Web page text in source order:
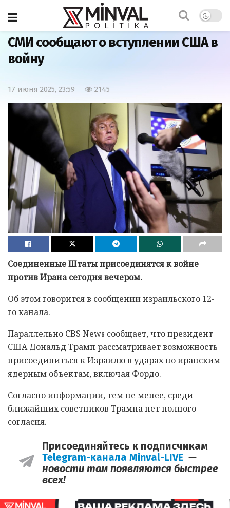
Главная
СМИ сообщают о вступлении США в
войну
17 июня 2025, 23:59 2145
Соединенные Штаты присоединятся к войне
против Ирана сегодня вечером.
Об этом говорится в сообщении израильского 12-
го канала.
Параллельно CBS News сообщает, что президент
США Дональд Трамп рассматривает возможность
присоединиться к Израилю в ударах по иранским
ядерным объектам, включая Фордо.
Согласно информации, тем не менее, среди
ближайших советников Трампа нет полного
согласия.
Присоединяйтесь к подписчикам
Telegram-канала Minval-LIVE —
новости там появляются быстрее
всех!